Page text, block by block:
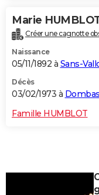
Marie
Créer une cagnotte
Naissance
05/11/1892 à Sans-
Décès
03/02/1973 à
Famille HUMBLOT